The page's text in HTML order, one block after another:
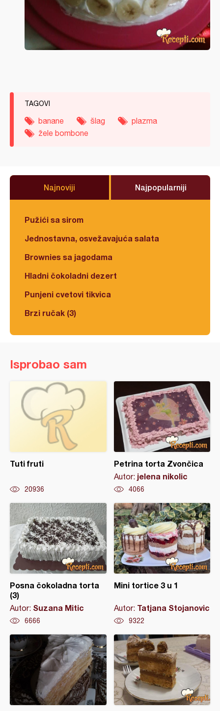
TAGOVI
banane šlag
plazma
žele bombone
Najnoviji Najpopularniji
Pužići sa sirom
Jednostavna, osvežavajuća salata
Brownies sa jagodama
Hladni čokoladni dezert
Punjeni cvetovi tikvica
Brzi ručak (3)
Isprobao sam
Tuti fruti
20936
Petrina torta Zvončica
Autor: jelena nikolic
4066
Posna čokoladna torta
(3)
Autor: Suzana Mitic
6666
Mini tortice 3 u 1
Autor: Tatjana Stojanovic
9322